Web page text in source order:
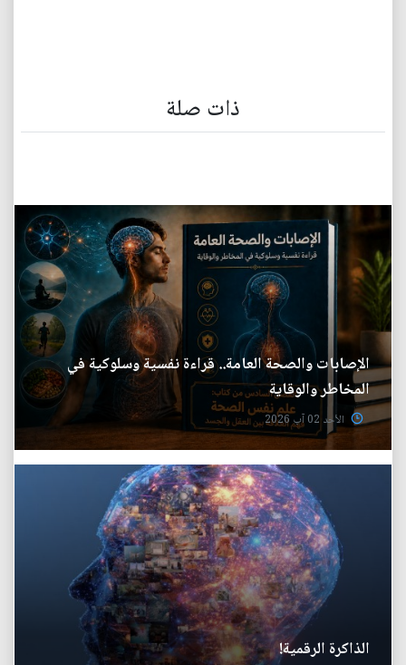
ذات صلة
الإصابات والصحة العامة.. قراءة نفسية وسلوكية في
المخاطر والوقاية
الأحد 02 آب 2026
الذاكرة الرقمية!